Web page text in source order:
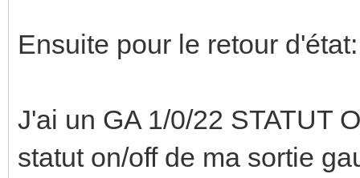
Ensuite pour le retour d'état:
J'ai un GA 1/0/22 STATUT
statut on/off de ma sortie